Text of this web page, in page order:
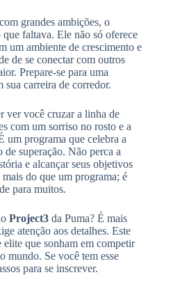
grandes ambições, o
faltava. Ele não só oferece
um ambiente de crescimento e
de se conectar com outros
Prepare-se para uma
sua carreira de corredor.
ver você cruzar a linha de
com um sorriso no rosto e a
um programa que celebra a
superação. Não perca a
e alcançar seus objetivos
do que um programa; é
para muitos.
Project3 da Puma? É mais
atenção aos detalhes. Este
elite que sonham em competir
mundo. Se você tem esse
para se inscrever.